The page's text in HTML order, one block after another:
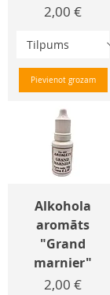
Cena
2,00 €
Pievienot grozam
Alkohola
aromāts
"Grand
marnier"
Cena
2,00 €